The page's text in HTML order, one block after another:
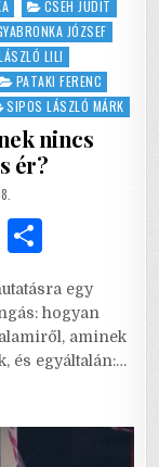
CSEH JUDIT
JÓZSEF
LILI
PATAKI FERENC
SIPOS LÁSZLÓ MÁRK
nincs
ér?
W
at
s
A
p
ar
e
egy
hogyan
aminek
és egyáltalán:…